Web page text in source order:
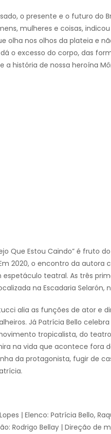
o presente e o futuro do
mulheres e coisas,
olha nos olhos da plateia e
o excesso do corpo, das
história de nossa heroína
Que Estou Caindo” é fruto
2020, o encontro da
teatral. As três
na Escadaria Selarón,
alia as funções de ator e
Já Patrícia Bello
tropicalista, do
na vida que acontece fora
da protagonista, fugir de
| Elenco: Patrícia Bello,
Rodrigo Bellay | Direção de